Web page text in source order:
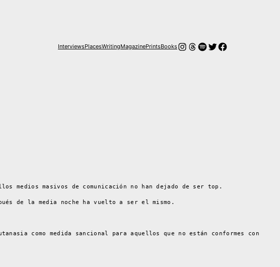
InterviewsPlacesWritingMagazinePrintsBooksInstagram
Threads
Spotify
Twitter
Facebook
masivos de comunicación no han dejado de ser top.
de la media noche ha vuelto a ser el mismo.
como medida sancional para aquellos que no están conformes con